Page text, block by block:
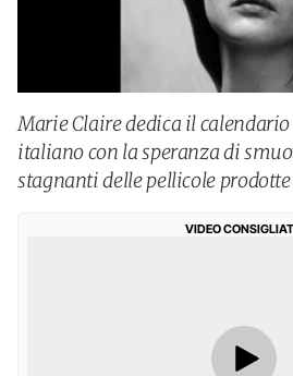
Marie Claire dedica il
italiano con la speranza di
stagnanti delle pellicole
VIDEO